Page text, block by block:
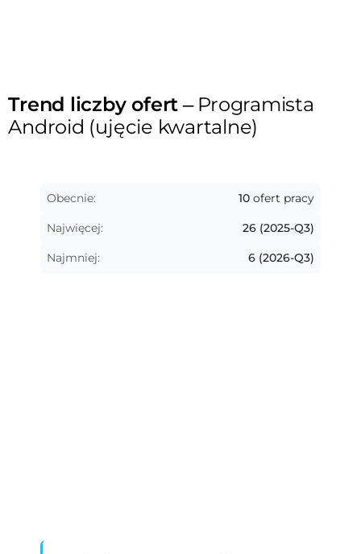
Trend liczby ofert – Programista
Android (ujęcie kwartalne)
Obecnie: 10ofert pracy
Najwięcej: 26 (2025-Q3)
Najmniej: 6 (2026-Q3)